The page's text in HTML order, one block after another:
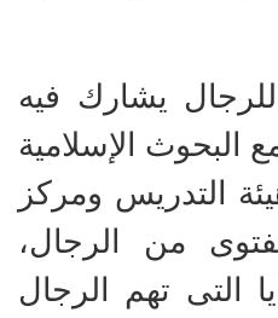
يشارك فيه
البحوث الإسلامية
التدريس ومركز
من الرجال،
التى تهم الرجال